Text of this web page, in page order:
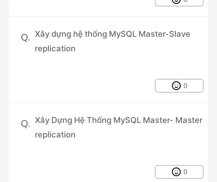
Q. Xây dựng hệ thống MySQL Master-Slave
replication
0
Q. Xây Dựng Hệ Thống MySQL Master- Master
replication
0